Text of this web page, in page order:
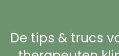
De tips & trucs